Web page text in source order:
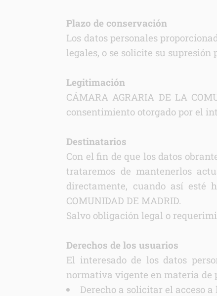
Plazo de conservación
Los datos personales
legales, o se solicite su
Legitimación
CÁMARA AGRARIA DE LA
consentimiento otorgado por el
Destinatarios
Con el fin de que los datos
trataremos de mantenerlos
directamente, cuando así esté
COMUNIDAD DE MADRID.
Salvo obligación legal o
Derechos de los usuarios
El interesado de los datos
normativa vigente en materia de
Derecho a solicitar el acceso